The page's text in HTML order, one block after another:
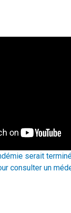
serait
consulter un